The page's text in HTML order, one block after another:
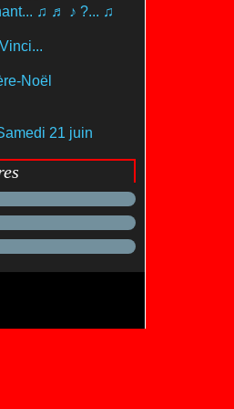
♫ ♬ ♪ ?... ♫
Noël
21 juin